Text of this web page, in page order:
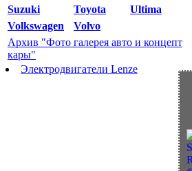
Suzuki
Toyota
Ultima
Volkswagen
Volvo
Архив "Фото галерея авто и концепт
кары"
Электродвигатели Lenze